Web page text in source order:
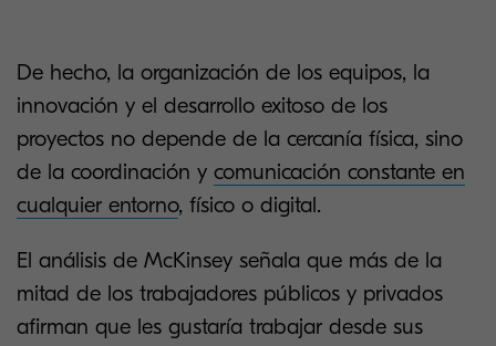
De hecho, la organización de los equipos, la
innovación y el desarrollo exitoso de los
proyectos no depende de la cercanía física, sino
de la coordinación y comunicación constante en
cualquier entorno, físico o digital.
El análisis de McKinsey señala que más de la
mitad de los trabajadores públicos y privados
afirman que les gustaría trabajar desde sus